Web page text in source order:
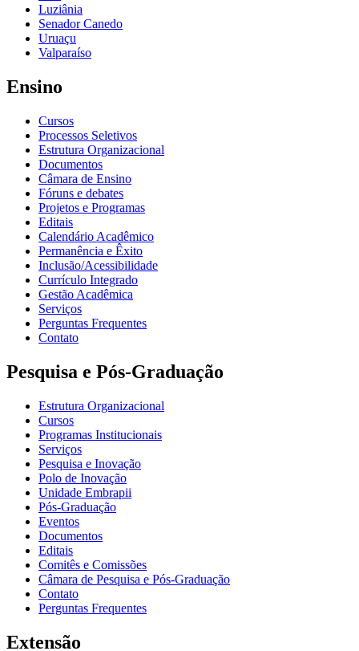
Luziânia
Senador Canedo
Uruaçu
Valparaíso
Ensino
Cursos
Processos Seletivos
Estrutura Organizacional
Documentos
Câmara de Ensino
Fóruns e debates
Projetos e Programas
Editais
Calendário Acadêmico
Permanência e Êxito
Inclusão/Acessibilidade
Currículo Integrado
Gestão Acadêmica
Serviços
Perguntas Frequentes
Contato
Pesquisa e Pós-Graduação
Estrutura Organizacional
Cursos
Programas Institucionais
Serviços
Pesquisa e Inovação
Polo de Inovação
Unidade Embrapii
Pós-Graduação
Eventos
Documentos
Editais
Comitês e Comissões
Câmara de Pesquisa e Pós-Graduação
Contato
Perguntas Frequentes
Extensão